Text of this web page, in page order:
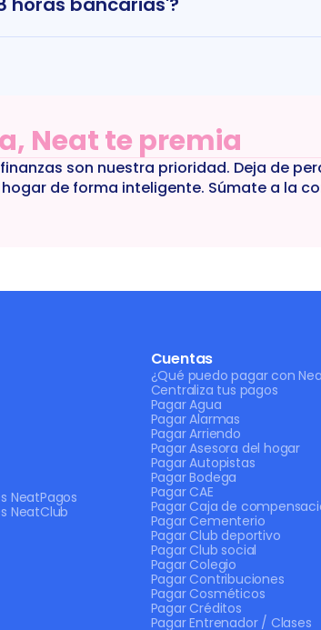
Neat te premia
son nuestra prioridad. Deja de
de forma inteligente. Súmate a la
NeatPagos
NeatClub
Cuentas
¿Qué puedo pagar con
Centraliza tus pagos
Pagar Agua
Pagar Alarmas
Pagar Arriendo
Pagar Asesora del hogar
Pagar Autopistas
Pagar Bodega
Pagar CAE
Pagar Caja de
Pagar Cementerio
Pagar Club deportivo
Pagar Club social
Pagar Colegio
Pagar Contribuciones
Pagar Cosméticos
Pagar Créditos
Pagar Entrenador / Clases